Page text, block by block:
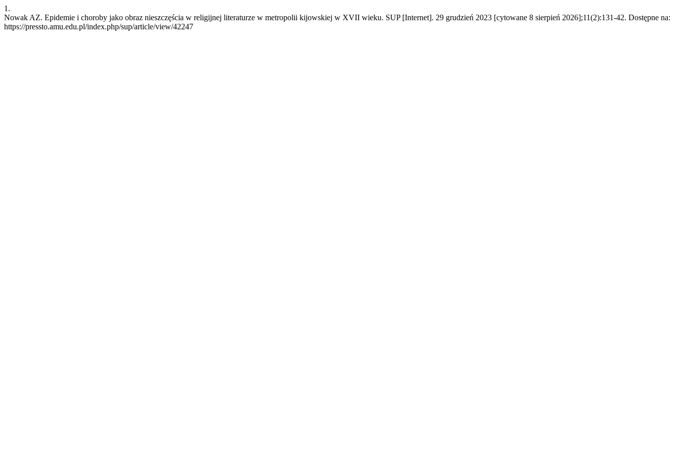
1.
Nowak AZ. Epidemie i choroby jako obraz nieszczęścia w religijnej literaturze w metropolii kijowskiej w XVII wieku. SUP [Internet]. 29 grudzień 2023 [cytowane 8 sierpień 2026];11(2):131-42. Dostępne na:
https://pressto.amu.edu.pl/index.php/sup/article/view/42247